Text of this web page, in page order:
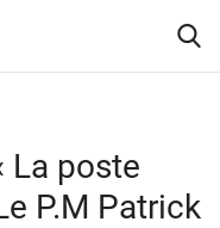
La poste
P.M Patrick